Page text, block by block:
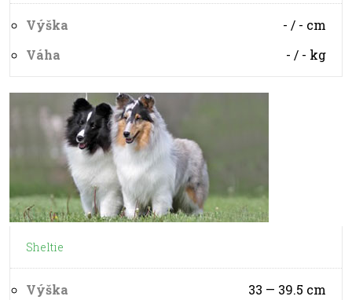
Výška - / - cm
Váha
- / - kg
Sheltie
Výška 33 — 39.5 cm